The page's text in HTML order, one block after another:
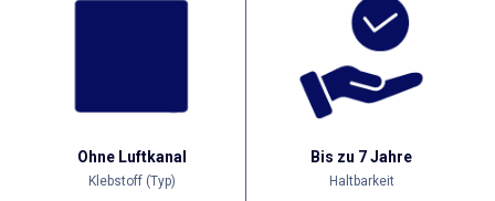
Ohne Luftkanal
Klebstoff (Typ)
Bis zu 7 Jahre
Haltbarkeit